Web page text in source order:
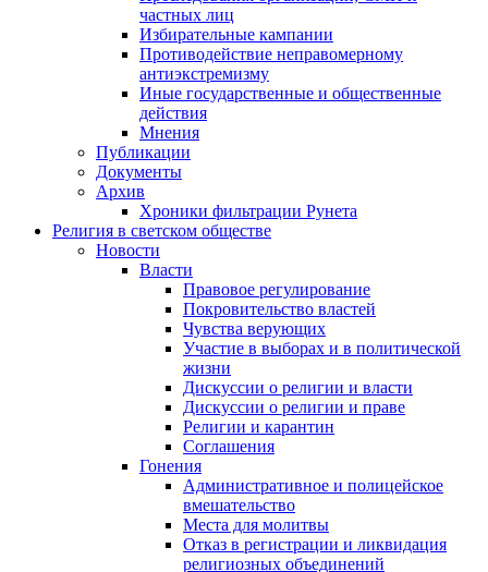
частных лиц
Избирательные кампании
Противодействие неправомерному
антиэкстремизму
Иные государственные и общественные
действия
Мнения
Публикации
Документы
Архив
Хроники фильтрации Рунета
Религия в светском обществе
Новости
Власти
Правовое регулирование
Покровительство властей
Чувства верующих
Участие в выборах и в политической
жизни
Дискуссии о религии и власти
Дискуссии о религии и праве
Религии и карантин
Соглашения
Гонения
Административное и полицейское
вмешательство
Места для молитвы
Отказ в регистрации и ликвидация
религиозных объединений